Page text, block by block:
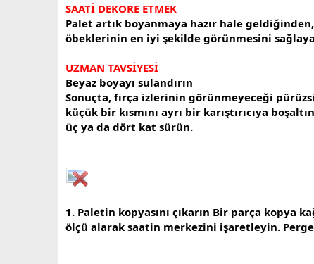
SAATİ DEKORE ETMEK
Palet artık boyanmaya hazır hale
öbeklerinin en iyi şekilde görünmesini
UZMAN TAVSİYESİ
Beyaz boyayı sulandırın
Sonuçta, fırça izlerinin görünmeyeceği
küçük bir kısmını ayrı bir karıştırıcıya
üç ya da dört kat sürün.
1. Paletin kopyasını çıkarın Bir parça kopya
ölçü alarak saatin merkezini işaretleyin.